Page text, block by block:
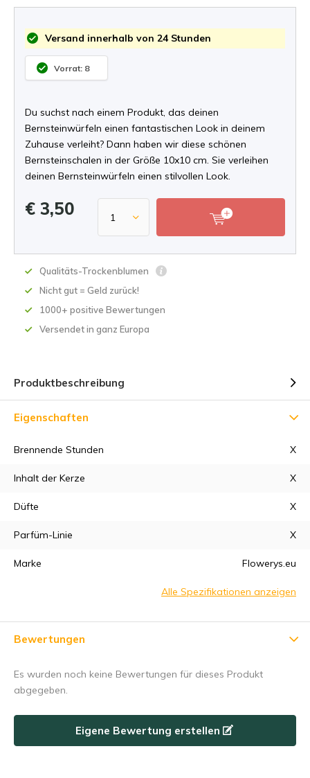
Versand innerhalb von 24 Stunden
Vorrat: 8
Du suchst nach einem Produkt, das deinen
Bernsteinwürfeln einen fantastischen Look in deinem
Zuhause verleiht? Dann haben wir diese schönen
Bernsteinschalen in der Größe 10x10 cm. Sie verleihen
deinen Bernsteinwürfeln einen stilvollen Look.
€ 3,50
Qualitäts-Trockenblumen
Nicht gut = Geld zurück!
1000+ positive Bewertungen
Versendet in ganz Europa
Produktbeschreibung
Eigenschaften
Brennende Stunden X
Inhalt der Kerze X
Düfte X
Parfüm-Linie X
Marke Flowerys.eu
Alle Spezifikationen anzeigen
Bewertungen
Es wurden noch keine Bewertungen für dieses Produkt
abgegeben.
Eigene Bewertung erstellen
Melden Sie sich für unseren Newsletter an, um über unsere
auf Ihren ersten Einkauf 😀 .
Subscribe
Nutzen Sie den Rabattcode schnell, bevor er abläuft!